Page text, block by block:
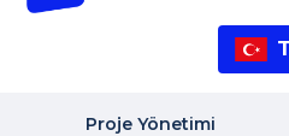
Proje Yönetimi